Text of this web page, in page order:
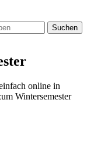
Suchen
online in
Wintersemester